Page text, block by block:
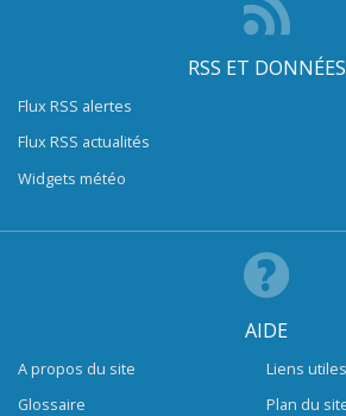
RSS ET DONNÉES
Flux RSS alertes
Flux RSS actualités
Widgets météo
AIDE
A propos du site
Glossaire
Liens utiles
Plan du